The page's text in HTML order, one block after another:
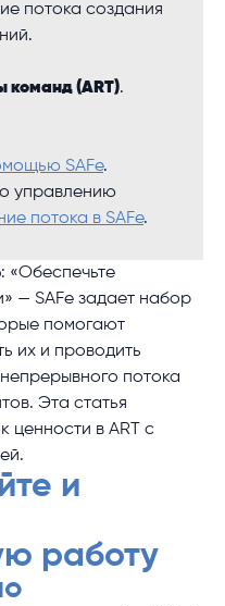
потока создания
команд (ART).
SAFe.
управлению
потока в SAFe.
«Обеспечьте
— SAFe задает набор
помогают
их и проводить
потока
Эта статья
ценности в ART с
и
работу